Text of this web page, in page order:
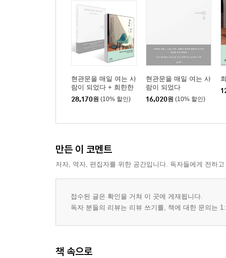
현관문을 매일 여는 사
람이 되었다 + 희한한
위로 세트
28,170원 (10% 할인)
현관문을 매일 여는 사
람이 되었다
16,020원 (10% 할인)
만든 이 코멘트
저자, 역자, 편집자를 위한 공간입니다. 독자들에게 전하
접수된 글은 확인을 거쳐 이 곳에 게재됩니다.
독자 분들의 리뷰는 리뷰 쓰기를, 책에 대한 문의는
책 속으로